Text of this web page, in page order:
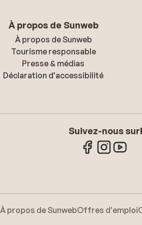
À propos de Sunweb
À propos de Sunweb
Tourisme responsable
Presse & médias
Déclaration d'accessibilité
Suivez-nous sur
À propos de SunwebOffres d'emploi